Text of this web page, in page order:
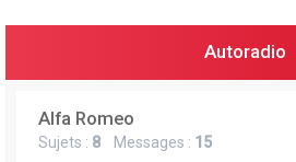
Autoradio
Alfa Romeo
Sujets : 8 Messages : 15